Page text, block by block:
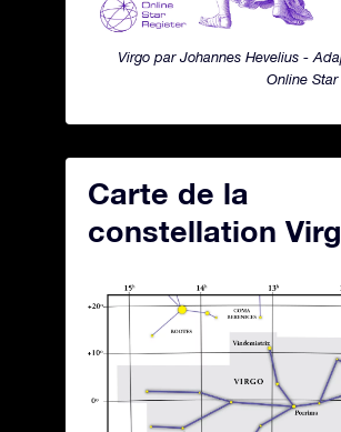
Virgo par Johannes Hevelius -
Online
Carte de la
constellation